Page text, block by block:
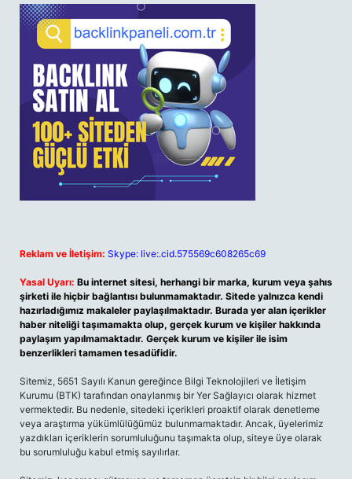
Reklam ve İletişim: Skype: live:.cid.575569c608265c69
Yasal Uyarı: Bu internet sitesi, herhangi bir marka, kurum veya şahıs
şirketi ile hiçbir bağlantısı bulunmamaktadır. Sitede yalnızca kendi
hazırladığımız makaleler paylaşılmaktadır. Burada yer alan içerikler
haber niteliği taşımamakta olup, gerçek kurum ve kişiler hakkında
paylaşım yapılmamaktadır. Gerçek kurum ve kişiler ile isim
benzerlikleri tamamen tesadüfidir.
Sitemiz, 5651 Sayılı Kanun gereğince Bilgi Teknolojileri ve İletişim
Kurumu (BTK) tarafından onaylanmış bir Yer Sağlayıcı olarak hizmet
vermektedir. Bu nedenle, sitedeki içerikleri proaktif olarak denetleme
veya araştırma yükümlülüğümüz bulunmamaktadır. Ancak, üyelerimiz
yazdıkları içeriklerin sorumluluğunu taşımakta olup, siteye üye olarak
bu sorumluluğu kabul etmiş sayılırlar.